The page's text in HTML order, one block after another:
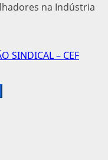
na Indústria
SINDICAL – CEF